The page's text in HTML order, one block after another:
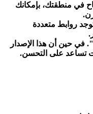
في منطقتك، بإمكانك
روابط متعددة
في حين أن هذا الإصدار
تساعد على التحسن.